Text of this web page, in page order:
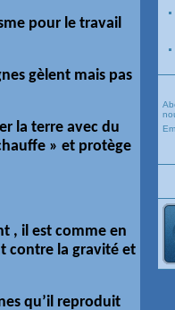
pour le travail
gèlent mais pas
la terre avec du
» et protège
, il est comme en
contre la gravité et
qu’il reproduit